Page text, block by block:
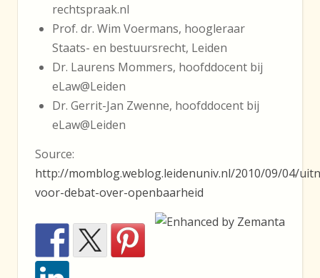
rechtspraak.nl
Prof. dr. Wim Voermans, hoogleraar
Staats- en bestuursrecht, Leiden
Dr. Laurens Mommers, hoofddocent bij
eLaw@Leiden
Dr. Gerrit-Jan Zwenne, hoofddocent bij
eLaw@Leiden
Source:
http://momblog.weblog.leidenuniv.nl/2010/09/04/
voor-debat-over-openbaarheid